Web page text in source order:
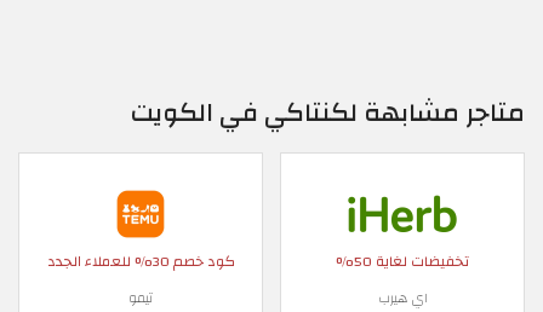
متاجر مشابهة لكنتاكي في الكويت
تخفيضات لغاية 50%
اي هيرب
كود خصم 30% للعملاء الجدد
تيمو